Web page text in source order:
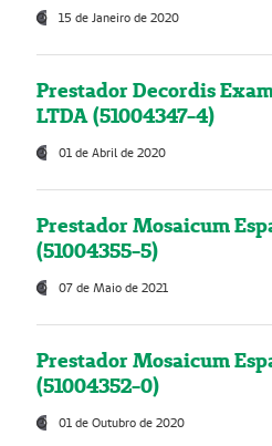
15 de Janeiro de 2020
Prestador Decordis
LTDA (51004347-4)
01 de Abril de 2020
Prestador Mosaicum
(51004355-5)
07 de Maio de 2021
Prestador Mosaicum
(51004352-0)
01 de Outubro de 2020